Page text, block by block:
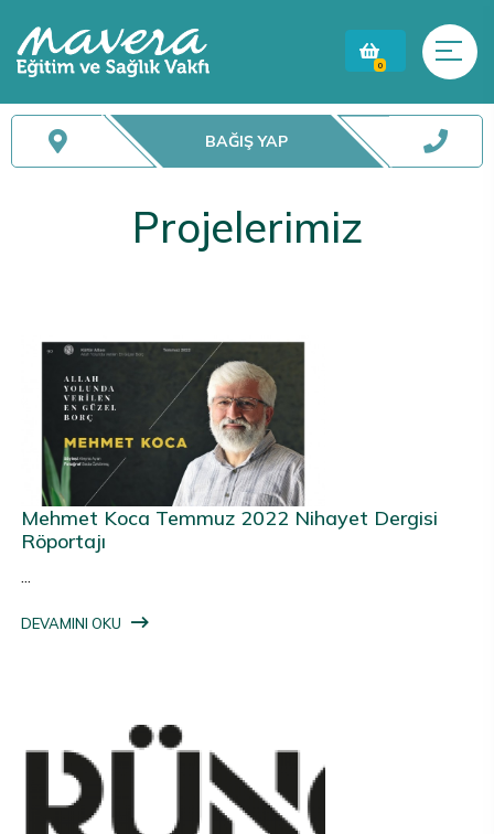
0
BAĞIŞ YAP
Projelerimiz
Mehmet Koca Temmuz 2022 Nihayet Dergisi
Röportajı
...
DEVAMINI OKU